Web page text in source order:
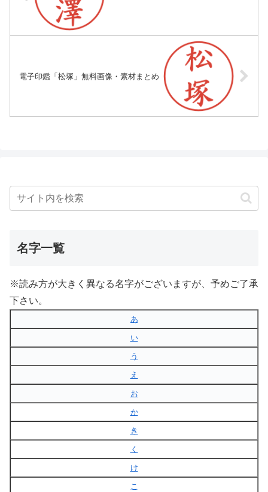
電子印鑑「松塚」無料画像・素材まとめ
名字一覧
※読み方が大きく異なる名字がございますが、予めご了承
下さい。
あ
い
う
え
お
か
き
く
け
こ